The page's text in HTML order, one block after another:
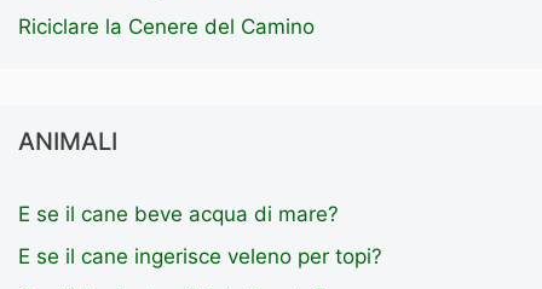
Riciclare la Cenere del Camino
ANIMALI
E se il cane beve acqua di mare?
E se il cane ingerisce veleno per topi?